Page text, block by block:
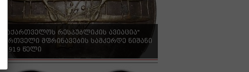
"საქართველოს რესპუბლიკის ავიაცია"
ქართველი მფრინავების სამკერდე ნიშანი
- 1919 წელი